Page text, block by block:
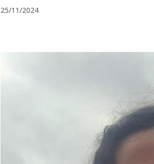
25/11/2024